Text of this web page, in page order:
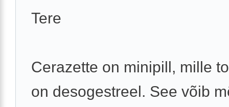
Tere
Cerazette on minipill, mille
on desogestreel. See võib